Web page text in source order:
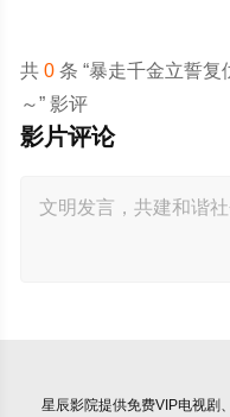
共 0条 “暴走千金立誓复
～” 影评
影片评论
星辰影院提供免费VIP电视剧